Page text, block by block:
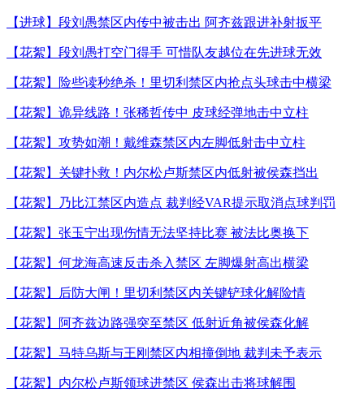
【进球】段刘愚禁区内传中被击出 阿齐兹跟进补射扳平
【花絮】段刘愚打空门得手 可惜队友越位在先进球无效
【花絮】险些读秒绝杀！里切利禁区内抢点头球击中横梁
【花絮】诡异线路！张稀哲传中 皮球经弹地击中立柱
【花絮】攻势如潮！戴维森禁区内左脚低射击中立柱
【花絮】关键扑救！内尔松卢斯禁区内低射被侯森挡出
【花絮】乃比江禁区内造点 裁判经VAR提示取消点球判罚
【花絮】张玉宁出现伤情无法坚持比赛 被法比奥换下
【花絮】何龙海高速反击杀入禁区 左脚爆射高出横梁
【花絮】后防大闸！里切利禁区内关键铲球化解险情
【花絮】阿齐兹边路强突至禁区 低射近角被侯森化解
【花絮】马特乌斯与王刚禁区内相撞倒地 裁判未予表示
【花絮】内尔松卢斯领球进禁区 侯森出击将球解围